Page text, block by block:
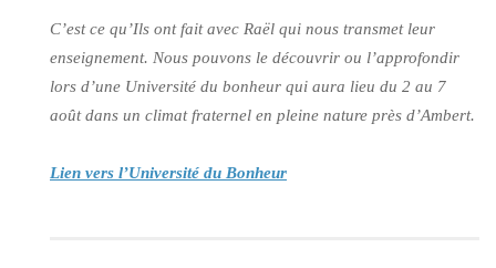
C’est ce qu’Ils ont fait avec Raël qui nous transmet leur
enseignement. Nous pouvons le découvrir ou l’approfondir
lors d’une Université du bonheur qui aura lieu du 2 au 7
août dans un climat fraternel en pleine nature près d’Ambert.
Lien vers l’Université du Bonheur